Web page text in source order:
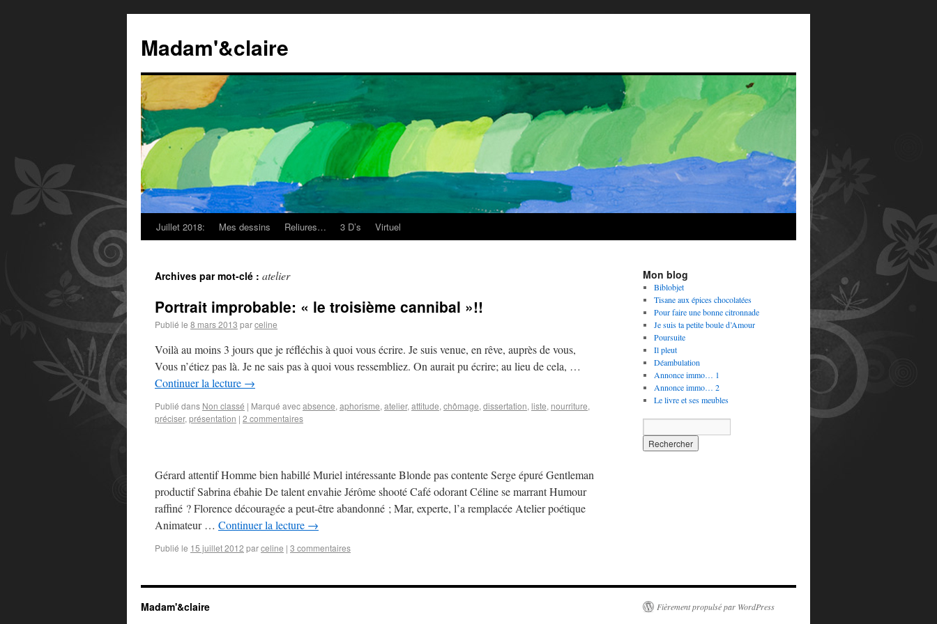
Madam'&claire
Juillet 2018: Mes dessins Reliures… 3 D’s Virtuel
Archives par mot-clé : atelier
Portrait improbable: « le troisième cannibal »!!
Publié le 8 mars 2013 parceline
Voilà au moins 3 jours que je réfléchis à quoi vous écrire. Je suis venue, en rêve, auprès de vous,
Vous n’étiez pas là. Je ne sais pas à quoi vous ressembliez. On aurait pu écrire; au lieu de cela, …
Continuer la lecture →
Publié dans Non classé | Marqué avecabsence, aphorisme, atelier, attitude, chômage, dissertation, liste, nourriture,
préciser, présentation | 2 commentaires
Gérard attentif Homme bien habillé Muriel intéressante Blonde pas contente Serge épuré Gentleman
productif Sabrina ébahie De talent envahie Jérôme shooté Café odorant Céline se marrant Humour
raffiné ? Florence découragée a peut-être abandonné ; Mar, experte, l’a remplacée Atelier poétique
Animateur … Continuer la lecture →
Publié le 15 juillet 2012 parceline | 3 commentaires
Mon blog
Biblobjet
Tisane aux épices chocolatées
Pour faire une bonne citronnade
Je suis ta petite boule d’Amour
Poursuite
Il pleut
Déambulation
Annonce immo… 1
Annonce immo… 2
Le livre et ses meubles
Madam'&claire Fièrement propulsé par WordPress